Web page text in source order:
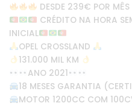
DESDE 239€ POR MÊS
CRÉDITO NA HORA
INICIAL
OPEL CROSSLAND
131.000 MIL KM
ANO 2021
18 MESES GARANTIA
MOTOR 1200CC COM